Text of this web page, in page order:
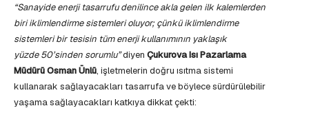
“Sanayide enerji tasarrufu denilince akla gelen ilk kalemlerden
biri iklimlendirme sistemleri oluyor; çünkü iklimlendirme
sistemleri bir tesisin tüm enerji kullanımının yaklaşık
yüzde 50’sinden sorumlu”diyen Çukurova Isı Pazarlama
Müdürü Osman Ünlü, işletmelerin doğru ısıtma sistemi
kullanarak sağlayacakları tasarrufa ve böylece sürdürülebilir
yaşama sağlayacakları katkıya dikkat çekti: